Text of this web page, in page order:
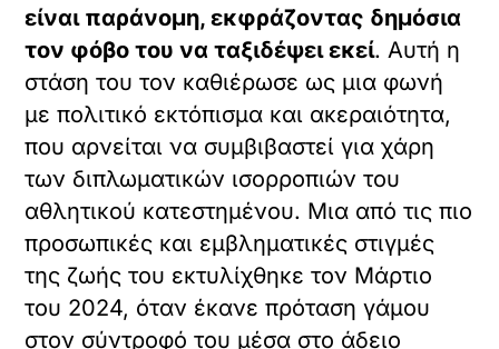
είναι παράνομη, εκφράζοντας δημόσια
τον φόβο του να ταξιδέψει εκεί. Αυτή η
στάση του τον καθιέρωσε ως μια φωνή
με πολιτικό εκτόπισμα και ακεραιότητα,
που αρνείται να συμβιβαστεί για χάρη
των διπλωματικών ισορροπιών του
αθλητικού κατεστημένου. Μια από τις πιο
προσωπικές και εμβληματικές στιγμές
της ζωής του εκτυλίχθηκε τον Μάρτιο
του 2024, όταν έκανε πρόταση γάμου
στον σύντροφό του μέσα στο άδειο